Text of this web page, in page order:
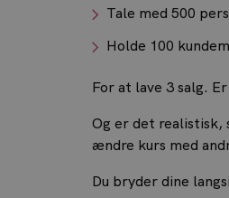
Tale med 500
Holde 100
For at lave 3 salg.
Og er det realistisk,
ændre kurs med
Du bryder dine